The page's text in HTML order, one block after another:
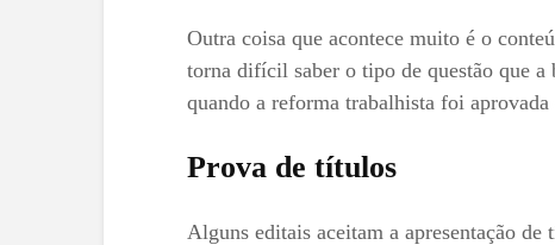
Outra coisa que acontece muito é o
torna difícil saber o tipo de questão que a
quando a reforma trabalhista foi
Prova de títulos
Alguns editais aceitam a apresentação